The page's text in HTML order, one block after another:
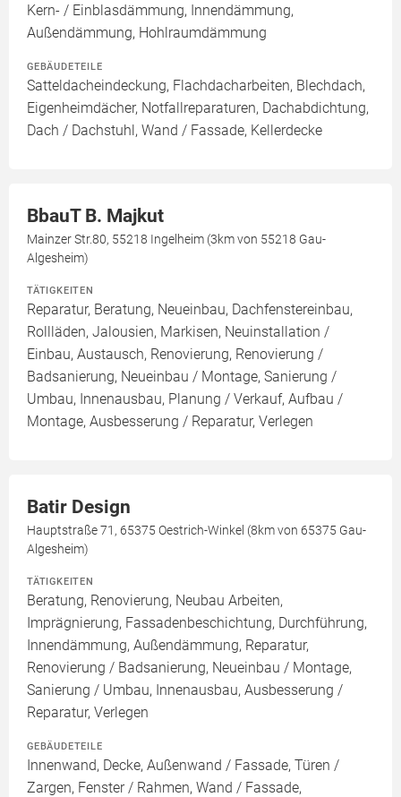
Kern- / Einblasdämmung, Innendämmung,
Außendämmung, Hohlraumdämmung
GEBÄUDETEILE
Satteldacheindeckung, Flachdacharbeiten, Blechdach,
Eigenheimdächer, Notfallreparaturen, Dachabdichtung,
Dach / Dachstuhl, Wand / Fassade, Kellerdecke
BbauT B. Majkut
Mainzer Str.80, 55218 Ingelheim (3km von 55218 Gau-
Algesheim)
TÄTIGKEITEN
Reparatur, Beratung, Neueinbau, Dachfenstereinbau,
Rollläden, Jalousien, Markisen, Neuinstallation /
Einbau, Austausch, Renovierung, Renovierung /
Badsanierung, Neueinbau / Montage, Sanierung /
Umbau, Innenausbau, Planung / Verkauf, Aufbau /
Montage, Ausbesserung / Reparatur, Verlegen
Batir Design
Hauptstraße 71, 65375 Oestrich-Winkel (8km von 65375 Gau-
Algesheim)
TÄTIGKEITEN
Beratung, Renovierung, Neubau Arbeiten,
Imprägnierung, Fassadenbeschichtung, Durchführung,
Innendämmung, Außendämmung, Reparatur,
Renovierung / Badsanierung, Neueinbau / Montage,
Sanierung / Umbau, Innenausbau, Ausbesserung /
Reparatur, Verlegen
GEBÄUDETEILE
Innenwand, Decke, Außenwand / Fassade, Türen /
Zargen, Fenster / Rahmen, Wand / Fassade,